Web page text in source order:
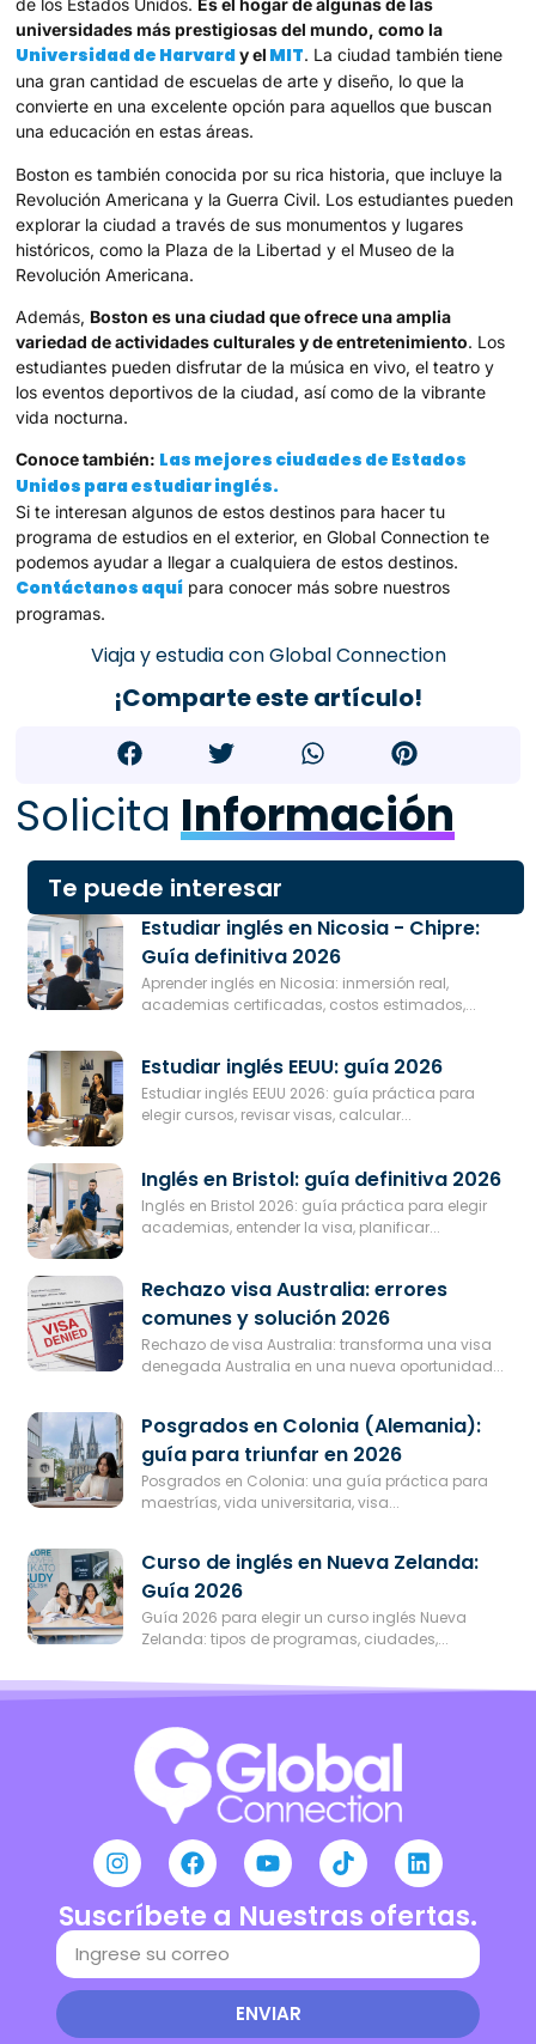
de los Estados Unidos. Es el hogar de algunas de las
universidades más prestigiosas del mundo, como la
Universidad de Harvardy el MIT. La ciudad también tiene
una gran cantidad de escuelas de arte y diseño, lo que la
convierte en una excelente opción para aquellos que buscan
una educación en estas áreas.
Boston es también conocida por su rica historia, que incluye la
Revolución Americana y la Guerra Civil. Los estudiantes pueden
explorar la ciudad a través de sus monumentos y lugares
históricos, como la Plaza de la Libertad y el Museo de la
Revolución Americana.
Además, Boston es una ciudad que ofrece una amplia
variedad de actividades culturales y de entretenimiento. Los
estudiantes pueden disfrutar de la música en vivo, el teatro y
los eventos deportivos de la ciudad, así como de la vibrante
vida nocturna.
Conoce también: Las mejores ciudades de Estados
Unidos para estudiar inglés.
Si te interesan algunos de estos destinos para hacer tu
programa de estudios en el exterior, en Global Connection te
podemos ayudar a llegar a cualquiera de estos destinos.
Contáctanos aquí para conocer más sobre nuestros
programas.
Viaja y estudia con Global Connection
¡Comparte este artículo!
Solicita Información
Te puede interesar
Estudiar inglés en Nicosia - Chipre:
Guía definitiva 2026
Aprender inglés en Nicosia: inmersión real,
academias certificadas, costos estimados,...
Estudiar inglés EEUU: guía 2026
Estudiar inglés EEUU 2026: guía práctica para
elegir cursos, revisar visas, calcular...
Inglés en Bristol: guía definitiva 2026
Inglés en Bristol 2026: guía práctica para elegir
academias, entender la visa, planificar...
Rechazo visa Australia: errores
comunes y solución 2026
Rechazo de visa Australia: transforma una visa
denegada Australia en una nueva oportunidad...
Posgrados en Colonia (Alemania):
guía para triunfar en 2026
Posgrados en Colonia: una guía práctica para
maestrías, vida universitaria, visa...
Curso de inglés en Nueva Zelanda:
Guía 2026
Guía 2026 para elegir un curso inglés Nueva
Zelanda: tipos de programas, ciudades,...
Suscríbete a Nuestras ofertas.
ENVIAR